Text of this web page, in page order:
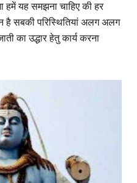
हमें यह समझना चाहिए की हर
है सबकी परिस्थितियां अलग अलग
का उद्धार हेतु कार्य करना